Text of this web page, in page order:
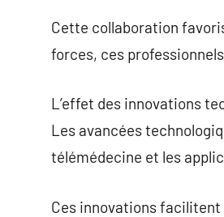
Cette collaboration
forces, ces
L’effet des innovations
Les avancées
télémédecine et les
Ces innovations